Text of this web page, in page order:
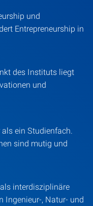
und
Entrepreneurship in
des Instituts liegt
und
ein Studienfach.
sind mutig und
interdisziplinäre
Ingenieur-, Natur- und